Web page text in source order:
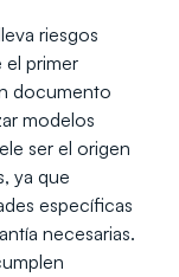
riesgos
el primer
documento
modelos
ser el origen
ya que
específicas
necesarias.